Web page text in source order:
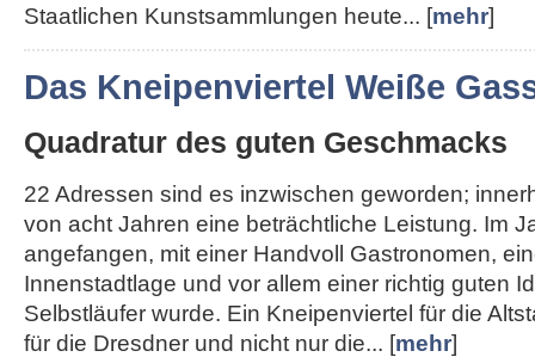
Staatlichen Kunstsammlungen heute... [mehr]
Das Kneipenviertel Weiße
Quadratur des guten Geschmacks
22 Adressen sind es inzwischen geworden;
von acht Jahren eine beträchtliche Leistung. Im
angefangen, mit einer Handvoll Gastronomen,
Innenstadtlage und vor allem einer richtig guten
Selbstläufer wurde. Ein Kneipenviertel für die
für die Dresdner und nicht nur die... [mehr]